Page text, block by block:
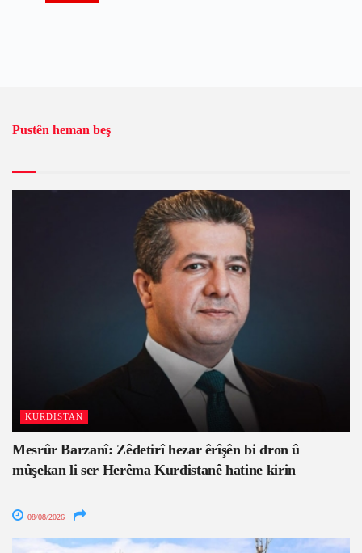
Pustên heman beş
KURDISTAN
Mesrûr Barzanî: Zêdetirî hezar êrîşên bi dron û
mûşekan li ser Herêma Kurdistanê hatine kirin
08/08/2026